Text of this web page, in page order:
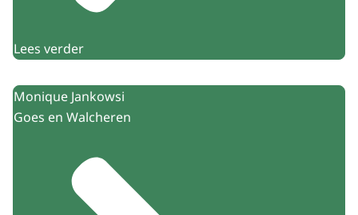
Lees verder
Monique Jankowsi
Goes en Walcheren